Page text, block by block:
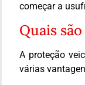
começar a
Quais
A proteção
várias